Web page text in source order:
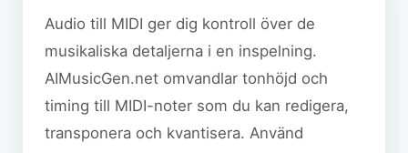
Audio till MIDI ger dig kontroll över de
musikaliska detaljerna i en inspelning.
AIMusicGen.net omvandlar tonhöjd och
timing till MIDI-noter som du kan redigera,
transponera och kvantisera. Använd